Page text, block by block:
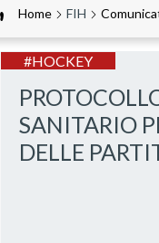
Home FIH
SANITARIO
DELLE
#HOCKEY